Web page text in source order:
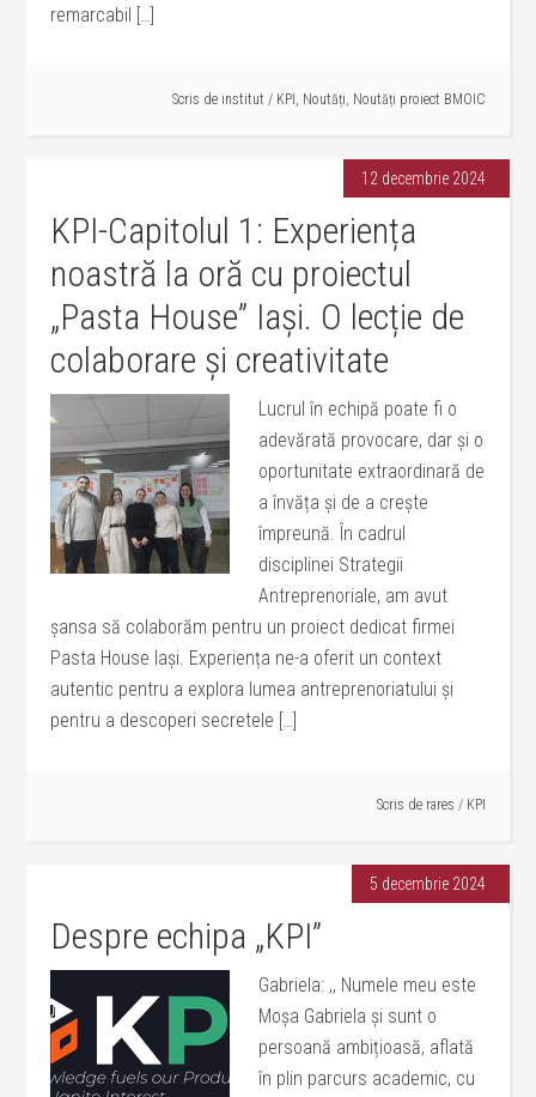
remarcabil […]
Scris de institut / KPI , Noutăți, Noutăți proiect BMOIC
12 decembrie 2024
KPI-Capitolul 1: Experiența
noastră la oră cu proiectul
„Pasta House” Iași. O lecție de
colaborare și creativitate
Lucrul în echipă poate fi o
adevărată provocare, dar și o
oportunitate extraordinară de
a învăța și de a crește
împreună. În cadrul
disciplinei Strategii
Antreprenoriale, am avut
șansa să colaborăm pentru un proiect dedicat firmei
Pasta House Iași. Experiența ne-a oferit un context
autentic pentru a explora lumea antreprenoriatului și
pentru a descoperi secretele […]
Scris de rares / KPI
5 decembrie 2024
Despre echipa „KPI”
Gabriela: ,, Numele meu este
Moșa Gabriela și sunt o
persoană ambițioasă, aflată
în plin parcurs academic, cu